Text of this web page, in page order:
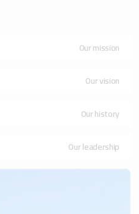
Our mission
Our vision
Our history
Our leadership